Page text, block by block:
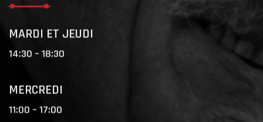
MARDI ET JEUDI
14:30 – 18:30
MERCREDI
11:00 – 17:00